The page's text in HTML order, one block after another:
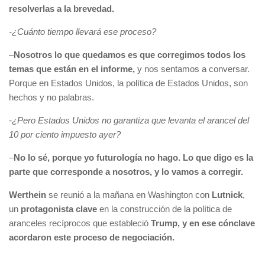
resolverlas a la brevedad.
-¿Cuánto tiempo llevará ese proceso?
–Nosotros lo que quedamos es que corregimos todos los
temas que están en el informe, y nos sentamos a conversar.
Porque en Estados Unidos, la política de Estados Unidos, son
hechos y no palabras.
-¿Pero Estados Unidos no garantiza que levanta el arancel del
10 por ciento impuesto ayer?
–No lo sé, porque yo futurología no hago. Lo que digo es la
parte que corresponde a nosotros, y lo vamos a corregir.
Werthein se reunió a la mañana en Washington con Lutnick,
un protagonista clave en la construcción de la política de
aranceles recíprocos que estableció Trump, y en ese cónclave
acordaron este proceso de negociación.